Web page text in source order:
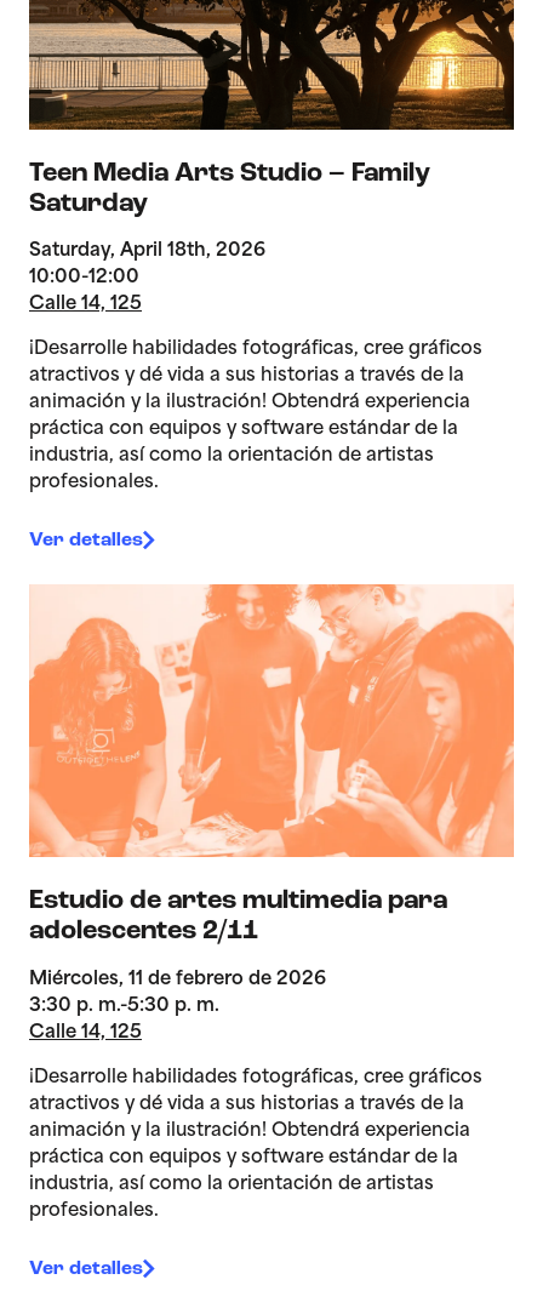
Teen Media Arts Studio – Family
Saturday
Saturday, April 18th, 2026
10:00-12:00
Calle 14, 125
¡Desarrolle habilidades fotográficas, cree gráficos
atractivos y dé vida a sus historias a través de la
animación y la ilustración! Obtendrá experiencia
práctica con equipos y software estándar de la
industria, así como la orientación de artistas
profesionales.
Ver detalles
>Estudio de artes multimedia para adolescentes 2/11
Estudio de artes multimedia para
adolescentes 2/11
Miércoles, 11 de febrero de 2026
3:30 p. m.-5:30 p. m.
Calle 14, 125
¡Desarrolle habilidades fotográficas, cree gráficos
atractivos y dé vida a sus historias a través de la
animación y la ilustración! Obtendrá experiencia
práctica con equipos y software estándar de la
industria, así como la orientación de artistas
profesionales.
Ver detalles